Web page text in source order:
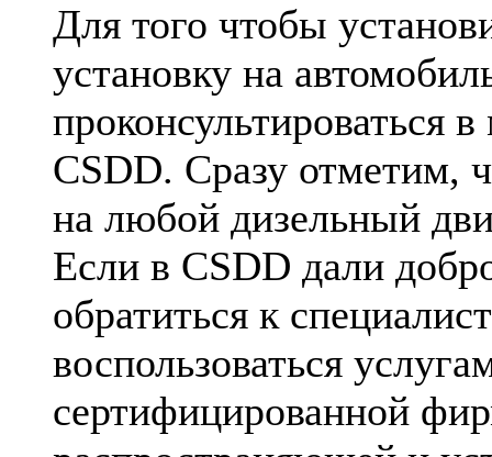
Для того чтобы
установку на
проконсультироваться
CSDD. Сразу отметим,
на любой дизельный
Если в CSDD дали
обратиться к
воспользоваться
сертифицированной